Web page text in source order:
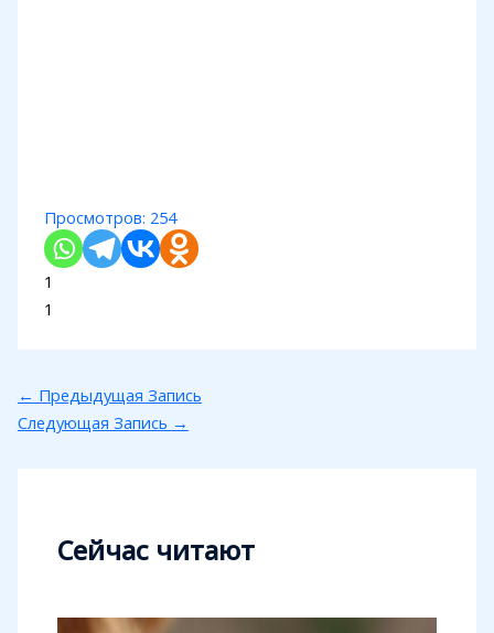
Просмотров: 254
1
1
← Предыдущая Запись
Следующая Запись →
Сейчас читают